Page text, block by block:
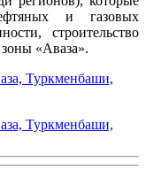
и газовых
строительство
«Аваза».